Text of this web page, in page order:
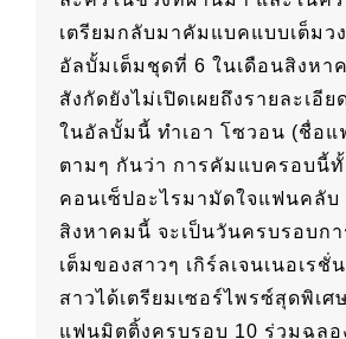
เตรียมกลับมาคัมแบคแบบเต็มว
อัลบั้มเต็มชุดที่ 6 ในเดือนสิงหา
สังกัดยังไม่เปิดเผยถึงรายละเอี
ในอัลบั้มนี้ ทำเอา โซวอน (ชื่อแ
ตามๆ กันว่า การคัมแบครอบนี้ทั้
คอนเซ็ปอะไรมามัดใจแฟนคลับ
สิงหาคมนี้ จะเป็นวันครบรอบกา
เต็มของสาวๆ เกิร์ลเจนเนอเรชั่
สาวได้เตรียมเซอร์ไพรซ์สุดพิเศ
แฟนมิตติ้งครบรอบ 10 ร่วมฉล